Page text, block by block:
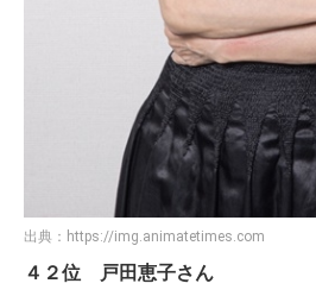
出典： https://img.animatetimes.com
４２位 戸田恵子さん